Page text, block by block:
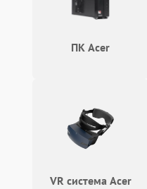
ПК Acer
VR система Acer